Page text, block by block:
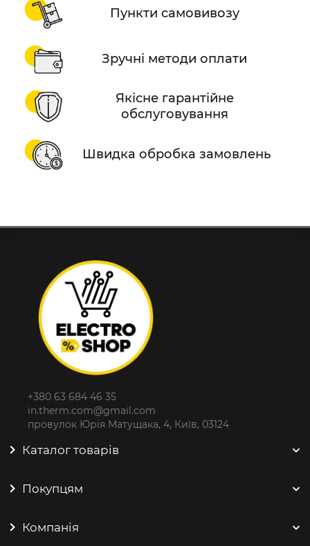
Пункти самовивозу
Зручні методи оплати
Якісне гарантійне
обслуговування
Швидка обробка замовлень
+380 63 684 46 35
in.therm.com@gmail.com
провулок Юрія Матущака, 4, Київ, 03124
Каталог товарів
Покупцям
Компанія